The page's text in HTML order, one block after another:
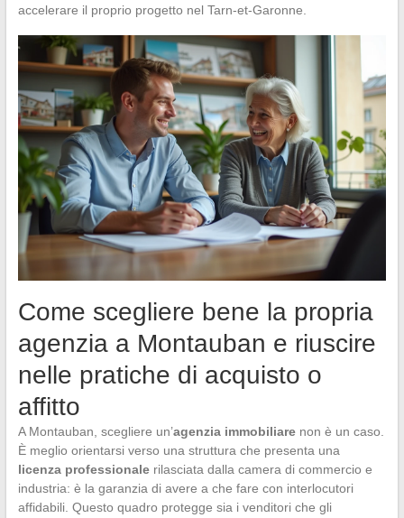
accelerare il proprio progetto nel Tarn-et-Garonne.
Come scegliere bene la propria
agenzia a Montauban e riuscire
nelle pratiche di acquisto o
affitto
A Montauban, scegliere un’agenzia immobiliarenon è un caso.
È meglio orientarsi verso una struttura che presenta una
licenza professionalerilasciata dalla camera di commercio e
industria: è la garanzia di avere a che fare con interlocutori
affidabili. Questo quadro protegge sia i venditori che gli